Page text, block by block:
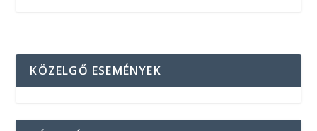
KÖZELGŐ ESEMÉNYEK